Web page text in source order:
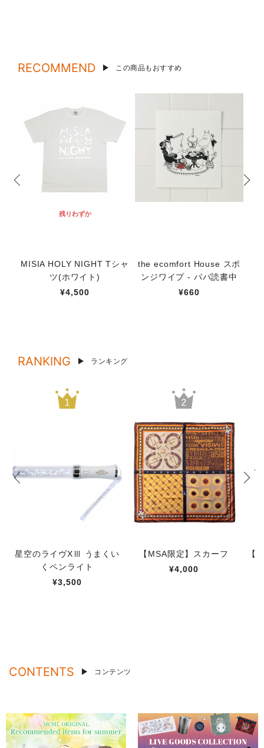
RECOMMEND この商品もおすすめ
残りわずか
MISIA HOLY NIGHT Tシャ
ツ(ホワイト)
¥4,500
the ecomfort House スポ
ンジワイプ - パパ読書中
¥660
RANKING ランキング
星空のライヴXⅢ うまくい
くペンライト
¥3,500
【MSA限定】スカーフ
¥4,000
【
CONTENTS コンテンツ